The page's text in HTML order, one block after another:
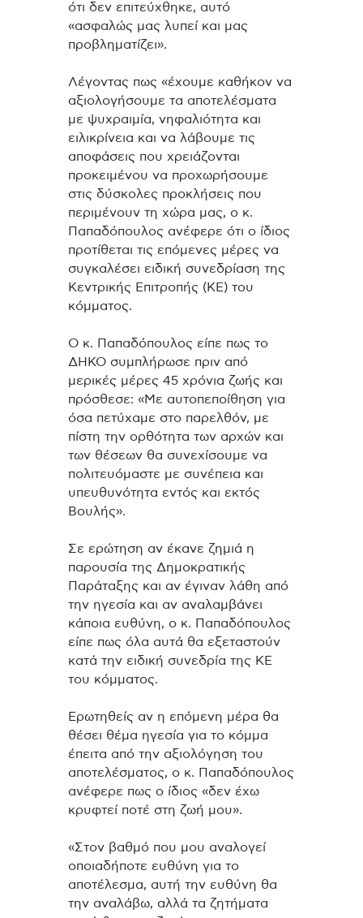
ότι δεν επιτεύχθηκε, αυτό
«ασφαλώς μας λυπεί και μας
προβληματίζει».
Λέγοντας πως «έχουμε καθήκον να
αξιολογήσουμε τα αποτελέσματα
με ψυχραιμία, νηφαλιότητα και
ειλικρίνεια και να λάβουμε τις
αποφάσεις που χρειάζονται
προκειμένου να προχωρήσουμε
στις δύσκολες προκλήσεις που
περιμένουν τη χώρα μας, ο κ.
Παπαδόπουλος ανέφερε ότι ο ίδιος
προτίθεται τις επόμενες μέρες να
συγκαλέσει ειδική συνεδρίαση της
Κεντρικής Επιτροπής (ΚΕ) του
κόμματος.
Ο κ. Παπαδόπουλος είπε πως το
ΔΗΚΟ συμπλήρωσε πριν από
μερικές μέρες 45 χρόνια ζωής και
πρόσθεσε: «Με αυτοπεποίθηση για
όσα πετύχαμε στο παρελθόν, με
πίστη την ορθότητα των αρχών και
των θέσεων θα συνεχίσουμε να
πολιτευόμαστε με συνέπεια και
υπευθυνότητα εντός και εκτός
Βουλής».
Σε ερώτηση αν έκανε ζημιά η
παρουσία της Δημοκρατικής
Παράταξης και αν έγιναν λάθη από
την ηγεσία και αν αναλαμβάνει
κάποια ευθύνη, ο κ. Παπαδόπουλος
είπε πως όλα αυτά θα εξεταστούν
κατά την ειδική συνεδρία της ΚΕ
του κόμματος.
Ερωτηθείς αν η επόμενη μέρα θα
θέσει θέμα ηγεσία για το κόμμα
έπειτα από την αξιολόγηση του
αποτελέσματος, ο κ. Παπαδόπουλος
ανέφερε πως ο ίδιος «δεν έχω
κρυφτεί ποτέ στη ζωή μου».
«Στον βαθμό που μου αναλογεί
οποιαδήποτε ευθύνη για το
αποτέλεσμα, αυτή την ευθύνη θα
την αναλάβω, αλλά τα ζητήματα